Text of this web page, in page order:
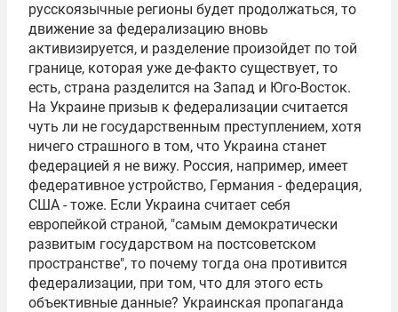
русскоязычные регионы будет продолжаться, то
движение за федерализацию вновь
активизируется, и разделение произойдет по той
границе, которая уже де-факто существует, то
есть, страна разделится на Запад и Юго-Восток.
На Украине призыв к федерализации считается
чуть ли не государственным преступлением, хотя
ничего страшного в том, что Украина станет
федерацией я не вижу. Россия, например, имеет
федеративное устройство, Германия - федерация,
США - тоже. Если Украина считает себя
европейкой страной, "самым демократически
развитым государством на постсоветском
пространстве", то почему тогда она противится
федерализации, при том, что для этого есть
объективные данные? Украинская пропаганда